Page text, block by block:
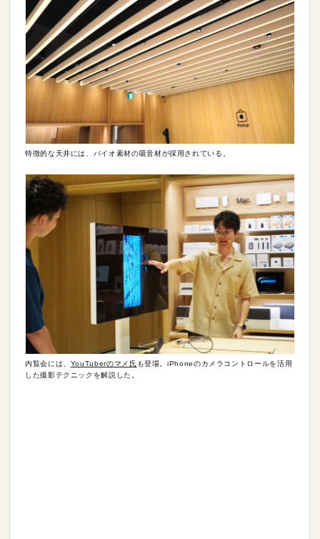
特徴的な天井には、バイオ素材の吸音材が採用されている。
内覧会には、 YouTuberのマメ氏 も登場。iPhoneのカメラコントロールを活用
した撮影テクニックを解説した。